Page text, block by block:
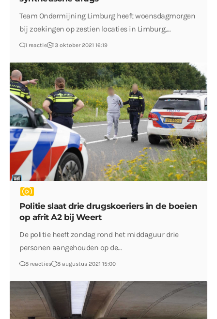
Team Ondermijning Limburg heeft woensdagmorgen
bij zoekingen op zestien locaties in Limburg,…
1 reactie 13 oktober 2021 16:19
Politie slaat drie drugskoeriers in de boeien
op afrit A2 bij Weert
De politie heeft zondag rond het middaguur drie
personen aangehouden op de…
8 reacties 8 augustus 2021 15:00